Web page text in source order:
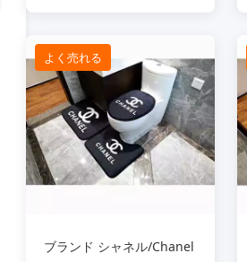
よく売れる
ブランド シャネル/Chanel